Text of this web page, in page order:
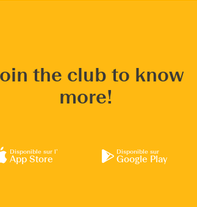
the club to know
more!
Disponible sur l’
App Store
Disponible sur
Google Play